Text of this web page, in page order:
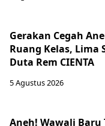
Gerakan Cegah
Ruang Kelas, Lima
Duta Rem CIENTA
5 Agustus 2026
Aneh! Wawali Baru